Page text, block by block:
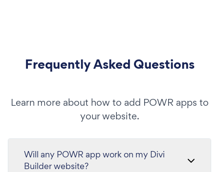
Frequently Asked Questions
Learn more about how to add POWR apps to
your website.
Will any POWR app work on my Divi
Builder website?